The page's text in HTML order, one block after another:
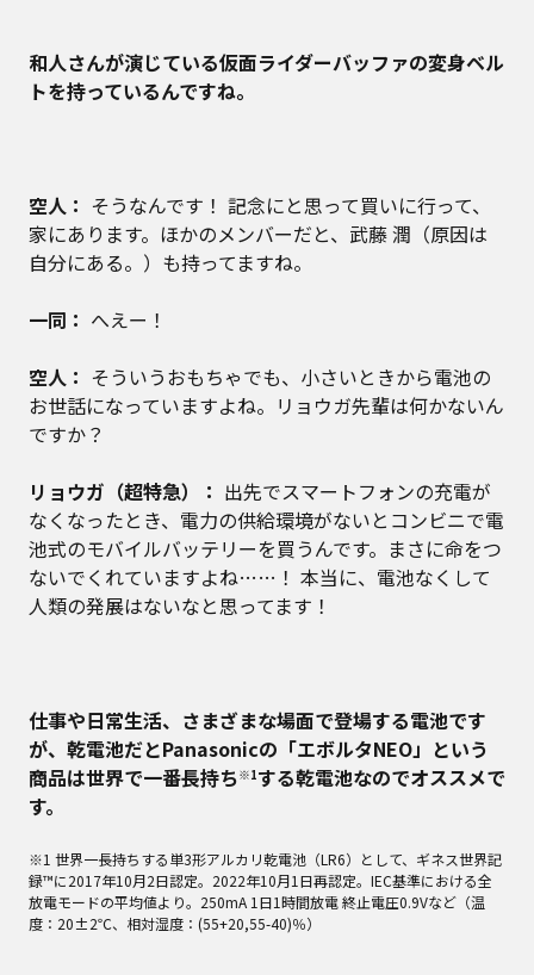
――和人さんが演じている仮面ライダーバッファの変身ベル
トを持っているんですね。
空人： そうなんです！ 記念にと思って買いに行って、
家にあります。ほかのメンバーだと、武藤 潤（原因は
自分にある。）も持ってますね。
一同： へえー！
空人： そういうおもちゃでも、小さいときから電池の
お世話になっていますよね。リョウガ先輩は何かないん
ですか？
リョウガ（超特急）： 出先でスマートフォンの充電が
なくなったとき、電力の供給環境がないとコンビニで電
池式のモバイルバッテリーを買うんです。まさに命をつ
ないでくれていますよね……！ 本当に、電池なくして
人類の発展はないなと思ってます！
――仕事や日常生活、さまざまな場面で登場する電池です
が、乾電池だとPanasonicの「エボルタNEO」という
商品は世界で一番長持ち※1する乾電池なのでオススメで
す。
※1 世界一長持ちする単3形アルカリ乾電池（LR6）として、ギネス世界記
録™に2017年10月2日認定。2022年10月1日再認定。IEC基準における全
放電モードの平均値より。250mA 1日1時間放電 終止電圧0.9Vなど（温
度：20±2℃、相対湿度：(55+20,55-40)％）